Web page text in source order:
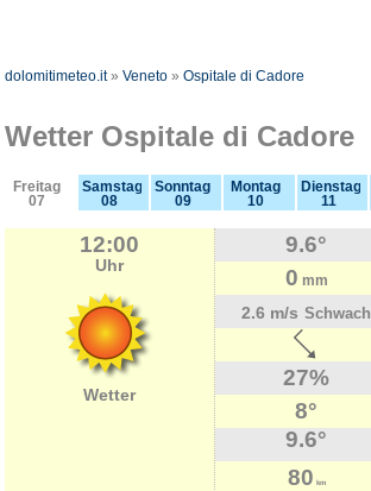
dolomitimeteo.it»Veneto »Ospitale di Cadore
Wetter Ospitale di Cadore
Freitag
07
Samstag
08
Sonntag
09
Montag
10
Dienstag
11
12:00
Uhr
Wetter
9.6°
0 mm
2.6 m/s Schwach
27%
8°
9.6°
80 km